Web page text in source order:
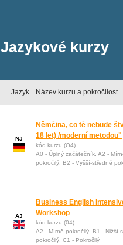
Jazykové kurzy
Jazyk Název kurzu a pokročilost
NJ
Němčina, co tě nebude
18 let) /moderní metodou"
kód kurzu (O4)
A0 - Úplný začátečník, A2 -
pokročilý, B2 - Vyšší-středně
AJ
Business English
Workshop
kód kurzu (04)
A2 - Mírně pokročilý, B1 -
pokročilý, C1 - Pokročilý